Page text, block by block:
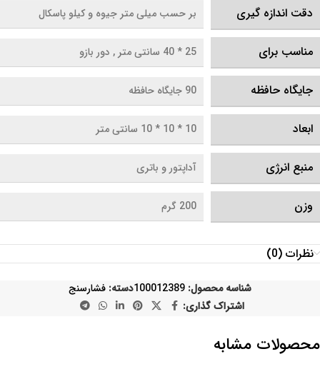
دقت اندازه گیری
بر حسب میلی متر جیوه و کیلو پاسکال
مناسب برای 25 * 40 سانتی متر , دور بازو
جایگاه حافظه 90 جایگاه حافظه
ابعاد 10 * 10 * 10 سانتی متر
منبع انرژی آداپتور و باتری
وزن 200 گرم
نظرات (0)
شناسه محصول: 100012389دسته: فشارسنج
اشتراک گذاری:
محصولات مشابه